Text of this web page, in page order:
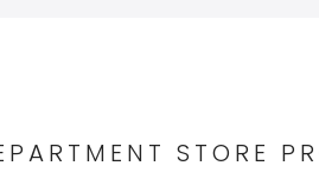
STORE